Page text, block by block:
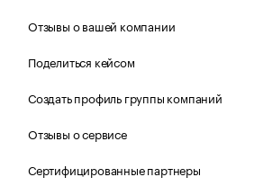
Отзывы о вашей компании
Поделиться кейсом
Создать профиль группы компаний
Отзывы о сервисе
Сертифицированные партнеры